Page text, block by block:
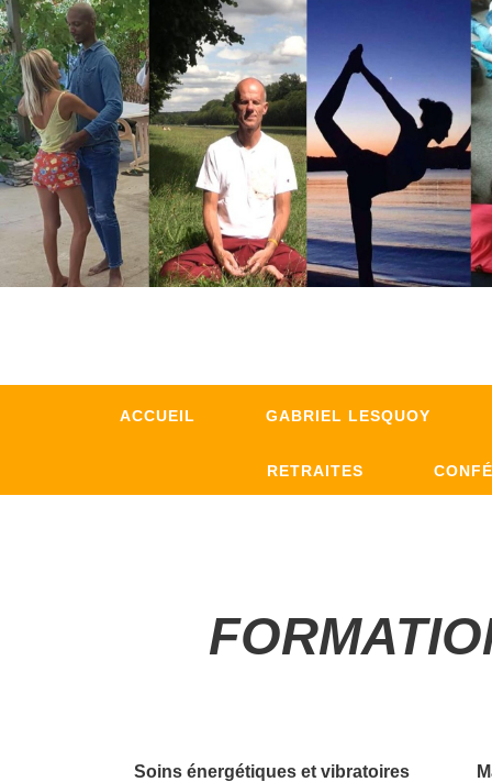
ACCUEIL GABRIEL LESQUOY
RETRAITES
Soins énergétiques et vibratoires